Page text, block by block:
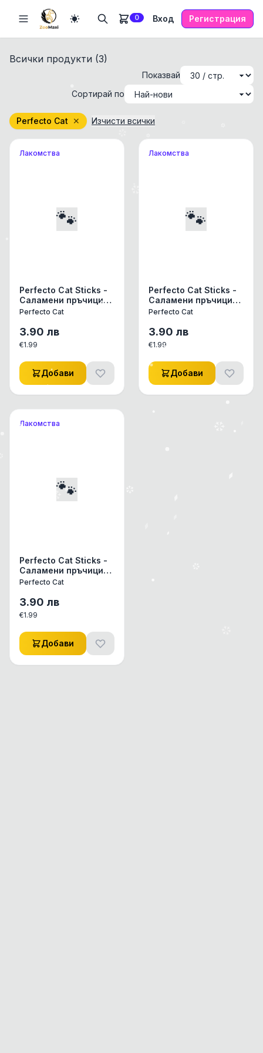
0 Вход Регистрация
Всички продукти (3)
Показвай
Сортирай по
Perfecto Cat ✕ Изчисти всички
Лакомства
🐾
Perfecto Cat Sticks -
Саламени пръчици
за котки със заешко
Perfecto Cat
3.90 лв
€1.99
Добави
Лакомства
🐾
Perfecto Cat Sticks -
Саламени пръчици
за котки с домашни
Perfecto Cat
3.90 лв
€1.99
Добави
Лакомства
🐾
Perfecto Cat Sticks -
Саламени пръчици
за котки с агнешко и
Perfecto Cat
3.90 лв
€1.99
Добави